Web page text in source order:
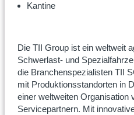
Kantine
Die TII Group ist ein weltweit
Schwerlast- und
die Branchenspezialisten TII
mit Produktionsstandorten in
einer weltweiten Organisation
Servicepartnern. Mit